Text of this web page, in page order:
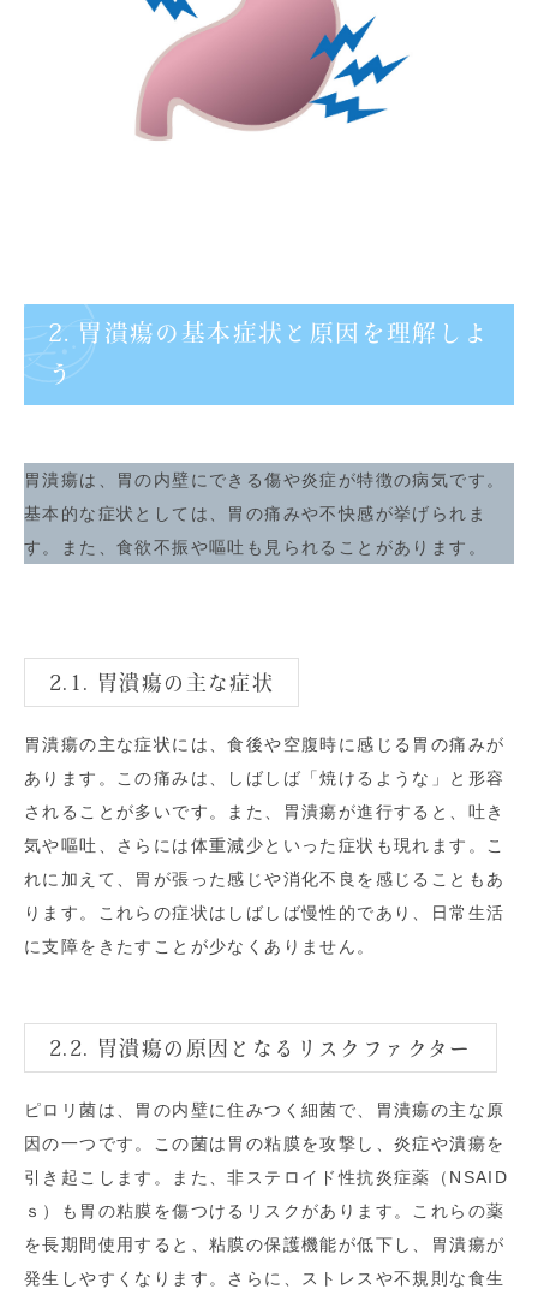
2. 胃潰瘍の基本症状と原因を理解しよ
う
胃潰瘍は、胃の内壁にできる傷や炎症が特徴の病気です。
基本的な症状としては、胃の痛みや不快感が挙げられま
す。また、食欲不振や嘔吐も見られることがあります。
2.1. 胃潰瘍の主な症状
胃潰瘍の主な症状には、食後や空腹時に感じる胃の痛みが
あります。この痛みは、しばしば「焼けるような」と形容
されることが多いです。また、胃潰瘍が進行すると、吐き
気や嘔吐、さらには体重減少といった症状も現れます。こ
れに加えて、胃が張った感じや消化不良を感じることもあ
ります。これらの症状はしばしば慢性的であり、日常生活
に支障をきたすことが少なくありません。
2.2. 胃潰瘍の原因となるリスクファクター
ピロリ菌は、胃の内壁に住みつく細菌で、胃潰瘍の主な原
因の一つです。この菌は胃の粘膜を攻撃し、炎症や潰瘍を
引き起こします。また、非ステロイド性抗炎症薬（NSAID
ｓ）も胃の粘膜を傷つけるリスクがあります。これらの薬
を長期間使用すると、粘膜の保護機能が低下し、胃潰瘍が
発生しやすくなります。さらに、ストレスや不規則な食生